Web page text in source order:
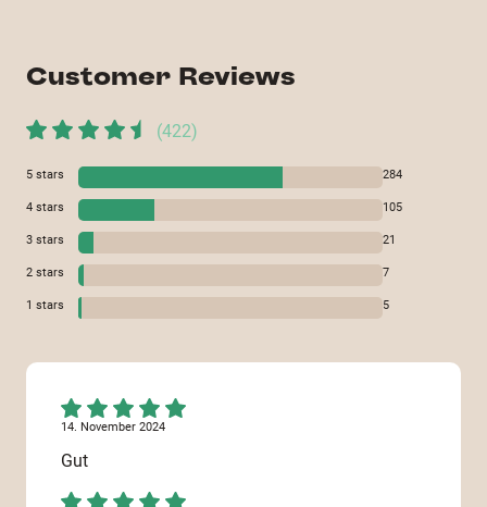
Customer Reviews
(422)
5 stars 284
4 stars 105
3 stars 21
2 stars 7
1 stars 5
14. November 2024
Gut